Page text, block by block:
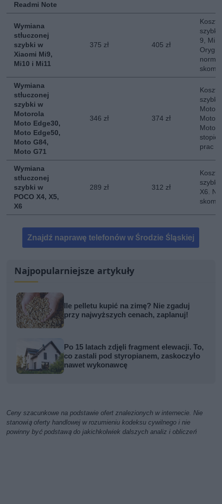
Readmi Note
Wymiana
stłuczonej
szybki w
Xiaomi Mi9,
Mi10 i Mi11
375 zł 405 zł
Koszt
szybki
9, Mi
Wymiana
stłuczonej
szybki w
Motorola
Moto Edge30,
Moto Edge50,
Moto G84,
Moto G71
346 zł 374 zł
Koszt
szybki
Moto
Moto
prac
Wymiana
stłuczonej
szybki w
POCO X4, X5,
X6
289 zł 312 zł
Koszt
szybki
X6.
Znajdź naprawę telefonów w Środzie Śląskiej
Najpopularniejsze artykuły
Ile pelletu kupić na zimę? Nie zgaduj
przy najwyższych cenach, zaplanuj!
Po 15 latach zdjęli fragment elewacji. To,
co zastali pod styropianem, zaskoczyło
nawet wykonawcę
Ceny szacunkowe na podstawie ofert znalezionych w internecie. Nie
stanowią oferty handlowej w rozumieniu kodeksu cywilnego i nie
powinny być podstawą do jakichkolwiek dalszych analiz i obliczeń